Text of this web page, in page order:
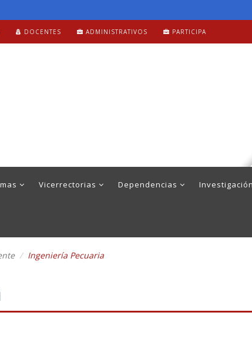
DOCENTES ADMINISTRATIVOS PARTICIPA
Vicerrectorias Dependencias Investigación
Ingeniería Pecuaria